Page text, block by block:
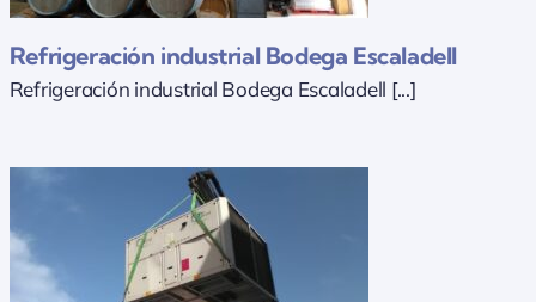
Refrigeración industrial Bodega Escaladell
Refrigeración industrial Bodega Escaladell [...]